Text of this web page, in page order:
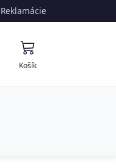
Reklamácie
Košík